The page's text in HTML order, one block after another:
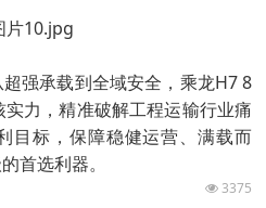
强承载到全域安全，乘龙H7 8
力，精准破解工程运输行业痛
目标，保障稳健运营、满载而
首选利器。
3375